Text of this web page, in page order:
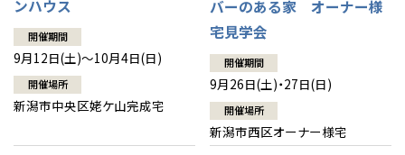
ンハウス
開催期間
9月12日(土)～10月4日(日)
開催場所
新潟市中央区姥ケ山完成宅
バーのある家 オーナー様
宅見学会
開催期間
9月26日(土)・27日(日)
開催場所
新潟市西区オーナー様宅